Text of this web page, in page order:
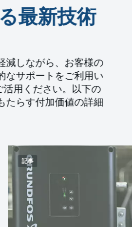
最新技術
減しながら、お客様の
なサポートをご利用い
用ください。以下の
たらす付加価値の詳細
記事